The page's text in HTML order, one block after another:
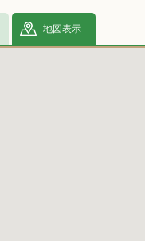
地図表示
会員登録